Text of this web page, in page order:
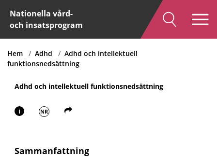
Nationella vård-
och insatsprogram
Hem Adhd
Adhd och intellektuell
funktionsnedsättning
Adhd och intellektuell funktionsnedsättning
i NR
Sammanfattning